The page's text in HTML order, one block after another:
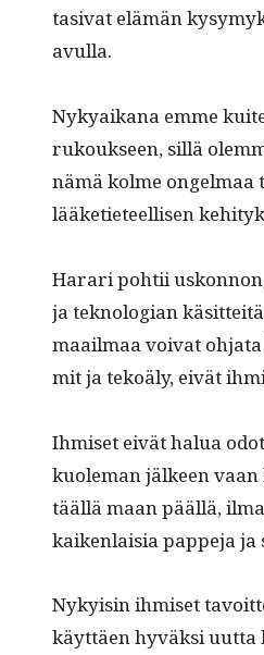
ta­si­vat elämän
avulla.
Nykyaikana emme
ruk­ouk­seen, sil­lä
nämä kolme ongel­maa
lääketi­eteel­lisen
Harari pohtii
ja teknolo­gian
maail­maa voivat
mit ja tekoä­ly, eivät
Ihmiset eivät halua
kuole­man jäl­keen
tääl­lä maan pääl­lä,
kaiken­laisia pappe­ja ja
Nyky­isin ihmiset
käyt­täen hyväk­si uut­ta